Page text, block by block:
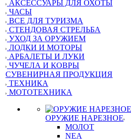
АКСЕССУАРЫ ДЛЯ ОХОТЫ
ЧАСЫ
ВСЕ ДЛЯ ТУРИЗМА
СТЕНДОВАЯ СТРЕЛЬБА
УХОД ЗА ОРУЖИЕМ
ЛОДКИ И МОТОРЫ
АРБАЛЕТЫ И ЛУКИ
ЧУЧЕЛА И КОВРЫ
СУВЕНИРНАЯ ПРОДУКЦИЯ
ТЕХНИКА
МОТОТЕХНИКА
ОРУЖИЕ НАРЕЗНОЕ
МОЛОТ
NEA